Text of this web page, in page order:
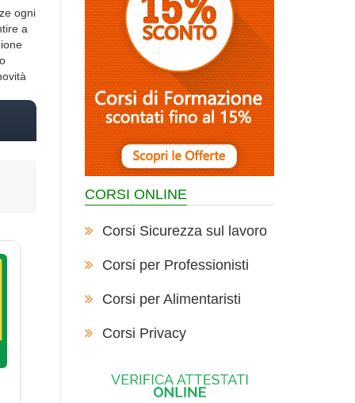
ogni
a
CORSI ONLINE
Corsi Sicurezza sul lavoro
Corsi per Professionisti
Corsi per Alimentaristi
Corsi Privacy